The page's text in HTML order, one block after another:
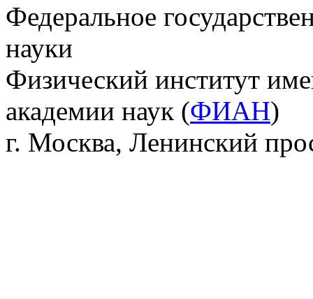
Федеральное
науки
Физический институт
академии наук (ФИАН)
г. Москва, Ленинский